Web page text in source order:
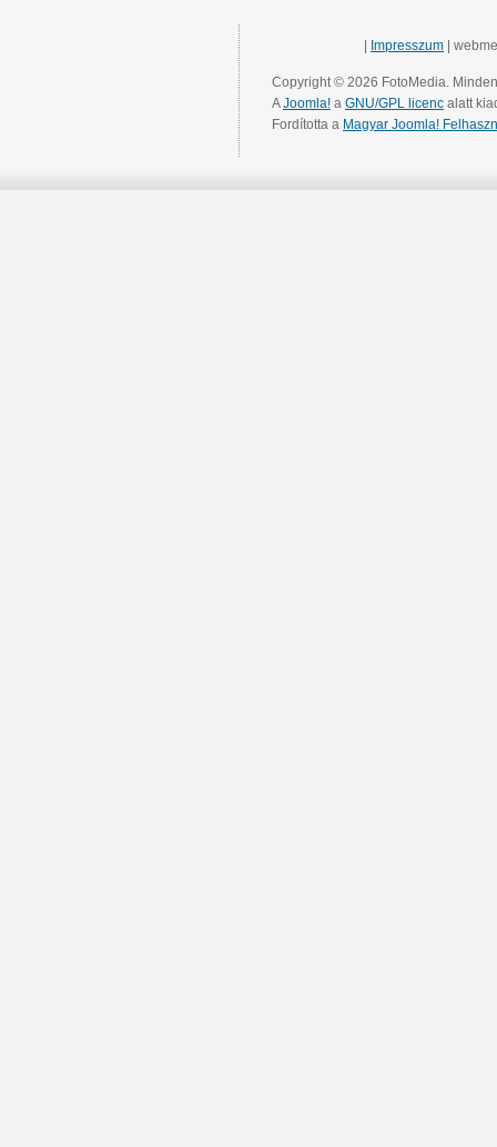
Impresszum |
Copyright © 2026 FotoMedia.
AJoomla! a GNU/GPL licenc alatt
Fordította a Magyar Joomla!